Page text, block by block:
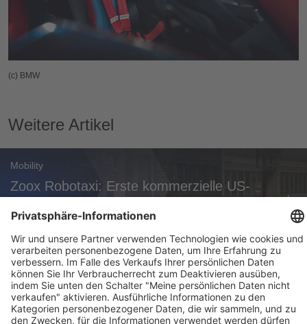
(c) BMW
Weitere Artikel
Mobility
Zoox Robotaxi: Erste kommerzielle US-
Weekly Update 32/2026
Audi, Zoox, FAW Hongqi
Weekly Update 31/2026
Mercedes, Hyundai, GE Aerospace